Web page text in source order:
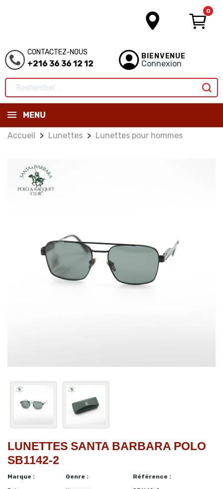
0
CONTACTEZ-NOUS
+216 36 36 12 12
BIENVENUE
Connexion
MENU
Accueil Lunettes Lunettes pour hommes
LUNETTES SANTA BARBARA POLO
SB1142-2
Marque :
Genre :
Référence :